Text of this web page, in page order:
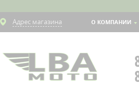
Адрес магазина О КОМПАНИИ